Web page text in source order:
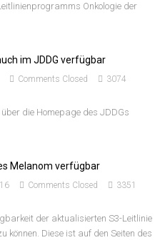
Onkologie der
im JDDG verfügbar
Comments Closed
3074
die Homepage des JDDGs
Melanom verfügbar
Comments Closed
3351
der aktualisierten S3-Leitlinie
können. Diese ist auf den Seiten des